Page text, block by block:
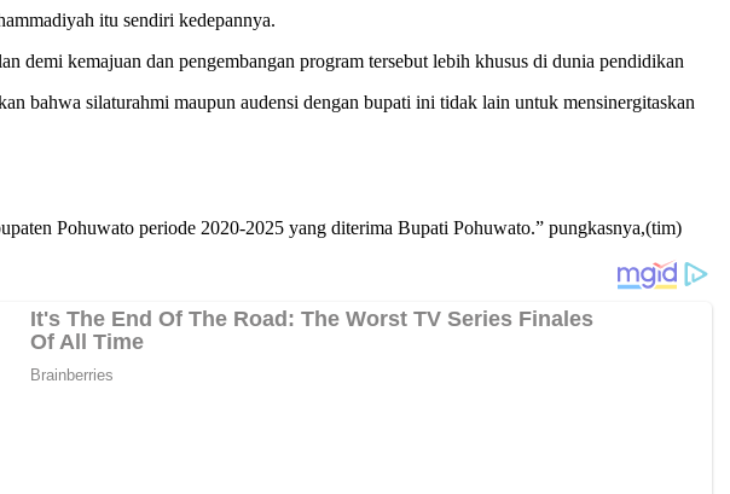
itu sendiri kedepannya.
demi kemajuan dan pengembangan program tersebut lebih khusus di dunia pendidikan
bahwa silaturahmi maupun audensi dengan bupati ini tidak lain untuk mensinergitaskan
Pohuwato periode 2020-2025 yang diterima Bupati Pohuwato.” pungkasnya,(tim)